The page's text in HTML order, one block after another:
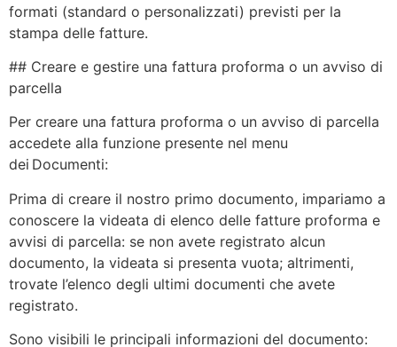
formati (standard o personalizzati) previsti per la
stampa delle fatture.
## Creare e gestire una fattura proforma o un avviso di
parcella
Per creare una fattura proforma o un avviso di parcella
accedete alla funzione presente nel menu
dei Documenti:
Prima di creare il nostro primo documento, impariamo a
conoscere la videata di elenco delle fatture proforma e
avvisi di parcella: se non avete registrato alcun
documento, la videata si presenta vuota; altrimenti,
trovate l’elenco degli ultimi documenti che avete
registrato.
Sono visibili le principali informazioni del documento: